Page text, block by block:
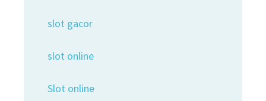
slot gacor
slot online
Slot online